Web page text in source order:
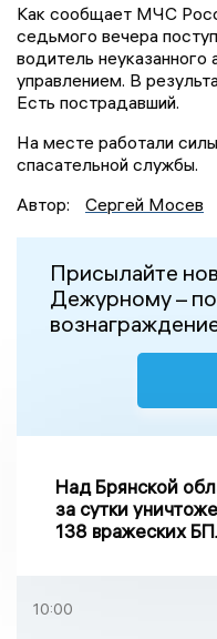
Как сообщает МЧС
седьмого вечера
водитель неуказанного
управлением. В
Есть пострадавший.
На месте работали
спасательной службы.
Автор:
Сергей Мосев
Присылайте
Дежурному –
Над Брянской
за сутки
138 вражеских
10:00